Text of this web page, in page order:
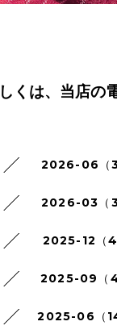
くは、当店の
2026-06（3
2026-03（3
2025-12（4
2025-09（4
2025-06（